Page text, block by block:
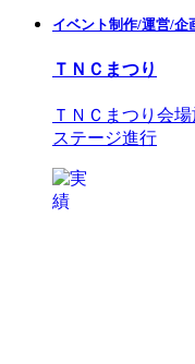
イベント制作/運営/企
ＴＮＣまつり
ＴＮＣまつり 会場
ステージ進行